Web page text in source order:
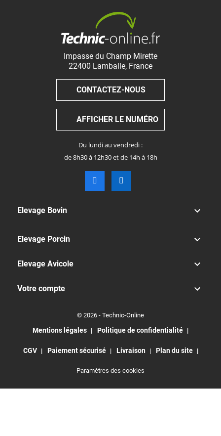
Impasse du Champ Mirette
22400 Lamballe, France
CONTACTEZ-NOUS
AFFICHER LE NUMÉRO
Du lundi au vendredi :
de 8h30 à 12h30 et de 14h à 18h
Elevage Bovin 
Elevage Porcin 
Elevage Avicole 
Votre compte 
© 2026 - Technic-Online
Mentions légales Politique de confidentialité
CGV Paiement sécurisé Livraison Plan du site
Paramètres des cookies